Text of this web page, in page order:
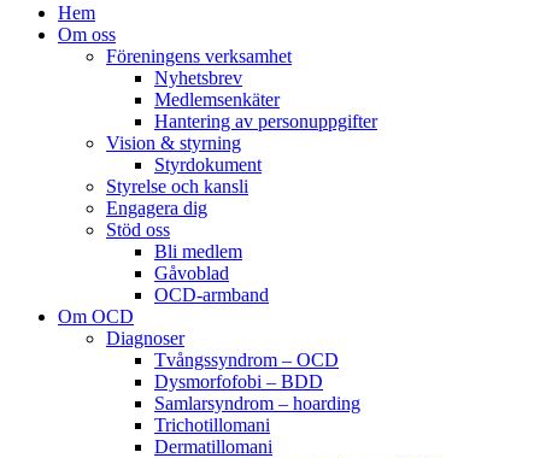
Hem
Om oss
Föreningens verksamhet
Nyhetsbrev
Medlemsenkäter
Hantering av personuppgifter
Vision & styrning
Styrdokument
Styrelse och kansli
Engagera dig
Stöd oss
Bli medlem
Gåvoblad
OCD-armband
Om OCD
Diagnoser
Tvångssyndrom – OCD
Dysmorfofobi – BDD
Samlarsyndrom – hoarding
Trichotillomani
Dermatillomani